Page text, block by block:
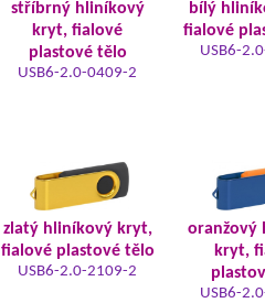
stříbrný hliníkový
kryt, fialové
plastové tělo
USB6-2.0-0409-2
bílý
fialové
USB6-
zlatý hliníkový kryt,
fialové plastové tělo
USB6-2.0-2109-2
oranžový
kryt,
USB6-